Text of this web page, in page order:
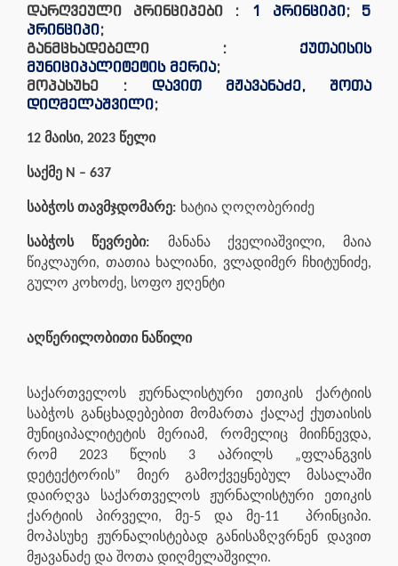
დარღვეული პრინციპები : 1 პრინციპი; 5
პრინციპი;
განმცხადებელი : ქუთაისის
მუნიციპალიტეტის მერია;
მოპასუხე : დავით მჟავანაძე, შოთა
დიღმელაშვილი;
12 მაისი, 2023 წელი
საქმე N – 637
საბჭოს თავმჯდომარე: ხატია ღოღობერიძე
საბჭოს წევრები:
მანანა ქველიაშვილი, მაია
წიკლაური, თათია ხალიანი, ვლადიმერ ჩხიტუნიძე,
გულო კოხოძე, სოფო ჟღენტი
აღწერილობითი ნაწილი
საქართველოს ჟურნალისტური ეთიკის ქარტიის
საბჭოს განცხადებებით მომართა ქალაქ ქუთაისის
მუნიციპალიტეტის მერიამ, რომელიც მიიჩნევდა,
რომ 2023 წლის 3 აპრილს „ფლანგვის
დეტექტორის” მიერ გამოქვეყნებულ მასალაში
დაირღვა საქართველოს ჟურნალისტური ეთიკის
ქარტიის პირველი, მე-5 და მე-11 პრინციპი.
მოპასუხე ჟურნალისტებად განისაზღვრნენ დავით
მჟავანაძე და შოთა დიღმელაშვილი.